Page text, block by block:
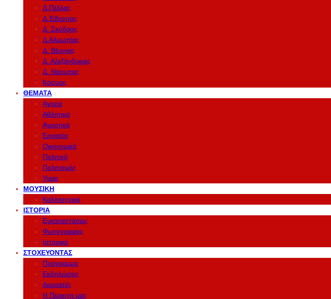
Δ.Πέλλας
Δ.Έδεσσας
Δ. Σκύδρας
Δ.Αλμωπίας
Δ. Βέροιας
Δ. Αλεξάνδρειας
Δ. Νάουσας
Κόσμος
ΘΈΜΑΤΑ
Αγορά
Αθλητικά
Αγροτικά
Εργασία
Οικονομικά
Πολιτική
Πολιτισμός
Υγεία
ΜΟΥΣΙΚΉ
Καλλιτεχνικά
ΙΣΤΟΡΊΑ
Εγκαταστάσεις
Φωτογραφίες
Ιστορικό
ΣΤΟΧΕΎΟΝΤΑΣ
Πρόγραμμα
Εκδηλώσεις
Ακροατές
Η Περιοχη μας